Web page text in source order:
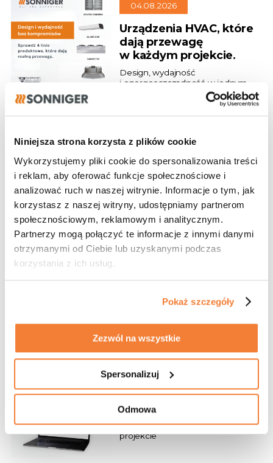
Niniejsza strona korzysta z plików cookie
Wykorzystujemy pliki cookie do spersonalizowania treści
i reklam, aby oferować funkcje społecznościowe i
analizować ruch w naszej witrynie. Informacje o tym, jak
korzystasz z naszej witryny, udostępniamy partnerom
społecznościowym, reklamowym i analitycznym.
Partnerzy mogą połączyć te informacje z innymi danymi
otrzymanymi od Ciebie lub uzyskanymi podczas
korzystania z ich usług.
Pokaż szczegóły
Zezwól na wszystkie
Spersonalizuj
Odmowa
04.08.2026
Urządzenia HVAC, które
dają przewagę
w każdym projekcie.
Design, wydajność
i energooszczędność w jednym.
Program dla
projektantów
Dołącz do naszych partnerów!
27.07.2026
21.07.2026
Szybki dobór urządzeń
i gotowa dokumentacja
Oszczędzaj czas na każdym
projekcie